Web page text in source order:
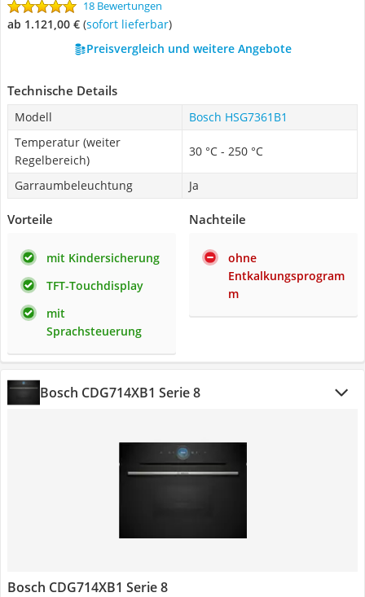
18 Bewertungen
ab 1.121,00 € ( Sofort lieferbar)
Preisvergleich und weitere Angebote
Technische Details
Modell
Bosch HSG7361B1
Temperatur (weiter
Regelbereich)
30 °C - 250 °C
Garraumbeleuchtung Ja
Vorteile
mit Kindersicherung
TFT-Touchdisplay
mit
Sprachsteuerung
Nachteile
ohne
Entkalkungsprogram
m
Bosch CDG714XB1 Serie 8
Bosch CDG714XB1 Serie 8